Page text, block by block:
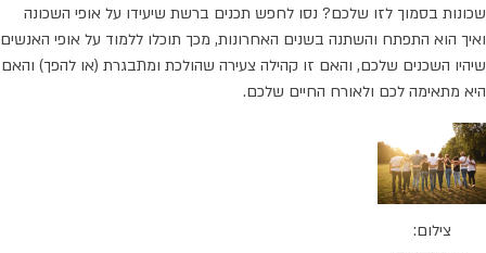
שכונות בסמוך לזו שלכם? נסו לחפש תכנים ברשת שיעידו על אופי השכונה
ואיך הוא התפתח והשתנה בשנים האחרונות, מכך תוכלו ללמוד על אופי האנשים
שיהיו השכנים שלכם, והאם זו קהילה צעירה שהולכת ומתבגרת (או להפך) והאם
היא מתאימה לכם ולאורח החיים שלכם.
צילום: